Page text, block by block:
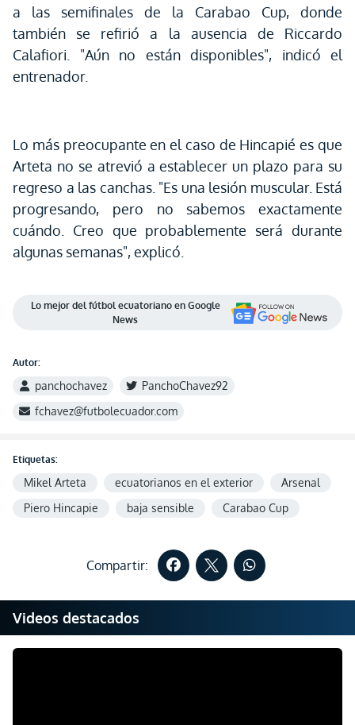
a las semifinales de la Carabao Cup, donde
también se refirió a la ausencia de Riccardo
Calafiori. "Aún no están disponibles", indicó el
entrenador.
Lo más preocupante en el caso de Hincapié es que
Arteta no se atrevió a establecer un plazo para su
regreso a las canchas. "Es una lesión muscular. Está
progresando, pero no sabemos exactamente
cuándo. Creo que probablemente será durante
algunas semanas", explicó.
Lo mejor del fútbol ecuatoriano en Google
News
Autor:
panchochavez
PanchoChavez92
fchavez@futbolecuador.com
Etiquetas:
Mikel Arteta ecuatorianos en el exterior
Arsenal
Piero Hincapie
baja sensible Carabao Cup
Compartir:
Videos destacados